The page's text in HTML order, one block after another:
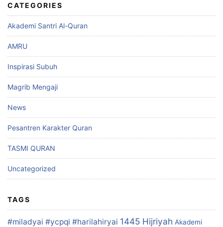
CATEGORIES
Akademi Santri Al-Quran
AMRU
Inspirasi Subuh
Magrib Mengaji
News
Pesantren Karakter Quran
TASMI QURAN
Uncategorized
TAGS
#miladyai #ycpqi #harilahiryai 1445 Hijriyah Akademi